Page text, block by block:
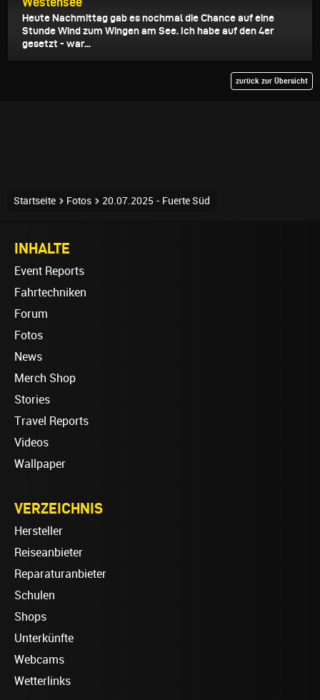
Heute Nachmittag gab es nochmal die Chance auf eine
Stunde Wind zum Wingen am See. Ich habe auf den 4er
gesetzt - war...
zurück zur Übersicht
Startseite Fotos 20.07.2025 - Fuerte Süd
INHALTE
Event Reports
Fahrtechniken
Forum
Fotos
News
Merch Shop
Stories
Travel Reports
Videos
Wallpaper
VERZEICHNIS
Hersteller
Reiseanbieter
Reparaturanbieter
Schulen
Shops
Unterkünfte
Webcams
Wetterlinks